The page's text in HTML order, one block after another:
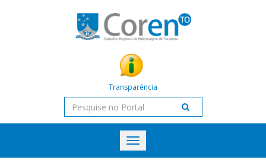
Transparência
Toggle
navigation